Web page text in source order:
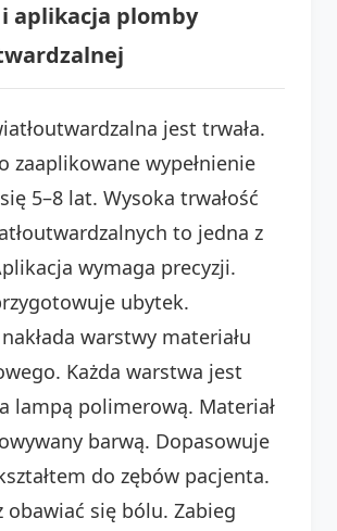
i aplikacja plomby
jest trwała.
zaaplikowane wypełnienie
5–8 lat. Wysoka trwałość
to jedna z
wymaga precyzji.
ubytek.
warstwy materiału
Każda warstwa jest
lampą polimerową. Materiał
barwą. Dopasowuje
do zębów pacjenta.
obawiać się bólu. Zabieg